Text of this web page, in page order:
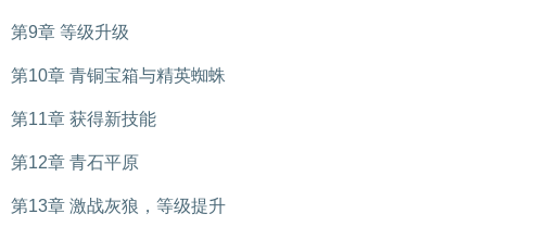
第9章 等级升级
第10章 青铜宝箱与精英蜘蛛
第11章 获得新技能
第12章 青石平原
第13章 激战灰狼，等级提升